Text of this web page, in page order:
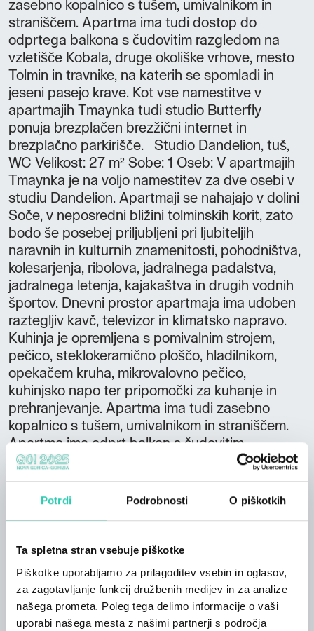
Potrdi Podrobnosti O piškotkih
Ta spletna stran vsebuje piškotke
Piškotke uporabljamo za prilagoditev vsebin in oglasov,
za zagotavljanje funkcij družbenih medijev in za analize
našega prometa. Poleg tega delimo informacije o vaši
uporabi našega mesta z našimi partnerji s področja
zasebno kopalnico s tušem, umivalnikom in
straniščem. Apartma ima tudi dostop do
odprtega balkona s čudovitim razgledom na
vzletišče Kobala, druge okoliške vrhove, mesto
Tolmin in travnike, na katerih se spomladi in
jeseni pasejo krave. Kot vse namestitve v
apartmajih Tmaynka tudi studio Butterfly
ponuja brezplačen brezžični internet in
brezplačno parkirišče. Studio Dandelion, tuš,
WC Velikost: 27 m² Sobe: 1 Oseb: V apartmajih
Tmaynka je na voljo namestitev za dve osebi v
studiu Dandelion. Apartmaji se nahajajo v dolini
Soče, v neposredni bližini tolminskih korit, zato
bodo še posebej priljubljeni pri ljubiteljih
naravnih in kulturnih znamenitosti, pohodništva,
kolesarjenja, ribolova, jadralnega padalstva,
jadralnega letenja, kajakaštva in drugih vodnih
športov. Dnevni prostor apartmaja ima udoben
raztegljiv kavč, televizor in klimatsko napravo.
Kuhinja je opremljena s pomivalnim strojem,
pečico, steklokeramično ploščo, hladilnikom,
opekačem kruha, mikrovalovno pečico,
kuhinjsko napo ter pripomočki za kuhanje in
prehranjevanje. Apartma ima tudi zasebno
kopalnico s tušem, umivalnikom in straniščem.
Apartma ima odprt balkon s čudovitim
razgledom na Kozlov Rob (Tolminski grad),
druge okoliške vrhove, mesto Tolmin in travnike,
na katerih se spomladi in jeseni pasejo krave.
brezžičnim internetom in brezplačnim
parkiriščem Studio Butterfly, kad, WC Velikost:
22 m² Sobe: 1 Oseb: V apartmajih Tmaynka je
na voljo namestitev za 2 osebi v studiu
Butterfly. Apartmaji se nahajajo v dolini Soče, v